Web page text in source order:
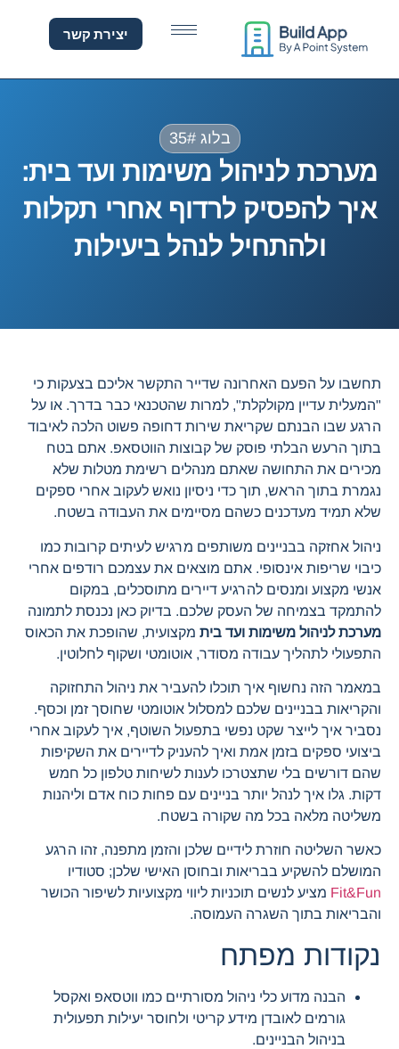
מערכת לניהול משימות
יצירת קשר
בלוג 35#
מערכת לניהול משימות ועד בית:
איך להפסיק לרדוף אחרי תקלות
ולהתחיל לנהל ביעילות
תחשבו על הפעם האחרונה שדייר התקשר אליכם בצעקות כי
"המעלית עדיין מקולקלת", למרות שהטכנאי כבר בדרך. או על
הרגע שבו הבנתם שקריאת שירות דחופה פשוט הלכה לאיבוד
בתוך הרעש הבלתי פוסק של קבוצות הווטסאפ. אתם בטח
מכירים את התחושה שאתם מנהלים רשימת מטלות שלא
נגמרת בתוך הראש, תוך כדי ניסיון נואש לעקוב אחרי ספקים
שלא תמיד מעדכנים כשהם מסיימים את העבודה בשטח.
ניהול אחזקה בבניינים משותפים מרגיש לעיתים קרובות כמו
כיבוי שריפות אינסופי. אתם מוצאים את עצמכם רודפים אחרי
אנשי מקצוע ומנסים להרגיע דיירים מתוסכלים, במקום
להתמקד בצמיחה של העסק שלכם. בדיוק כאן נכנסת לתמונה
מערכת לניהול משימות ועד בית מקצועית, שהופכת את הכאוס
התפעולי לתהליך עבודה מסודר, אוטומטי ושקוף לחלוטין.
במאמר הזה נחשוף איך תוכלו להעביר את ניהול התחזוקה
והקריאות בבניינים שלכם למסלול אוטומטי שחוסך זמן וכסף.
נסביר איך לייצר שקט נפשי בתפעול השוטף, איך לעקוב אחרי
ביצועי ספקים בזמן אמת ואיך להעניק לדיירים את השקיפות
שהם דורשים בלי שתצטרכו לענות לשיחות טלפון כל חמש
דקות. גלו איך לנהל יותר בניינים עם פחות כוח אדם וליהנות
משליטה מלאה בכל מה שקורה בשטח.
כאשר השליטה חוזרת לידיים שלכן והזמן מתפנה, זהו הרגע
המושלם להשקיע בבריאות ובחוסן האישי שלכן; סטודיו
Fit&Fun מציע לנשים תוכניות ליווי מקצועיות לשיפור הכושר
והבריאות בתוך השגרה העמוסה.
נקודות מפתח
הבנה מדוע כלי ניהול מסורתיים כמו ווטסאפ ואקסל
גורמים לאובדן מידע קריטי ולחוסר יעילות תפעולית
בניהול הבניינים.